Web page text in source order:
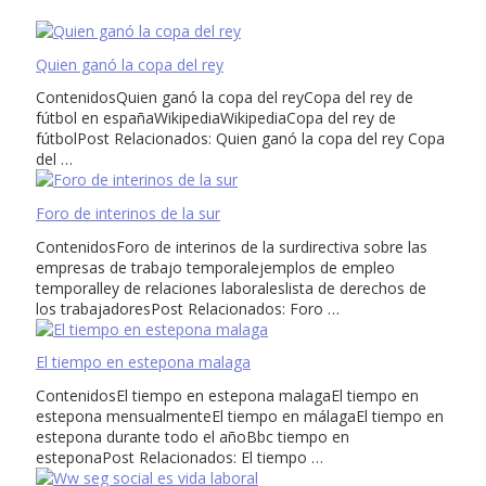
Quien ganó la copa del rey
ContenidosQuien ganó la copa del reyCopa del rey de
fútbol en españaWikipediaWikipediaCopa del rey de
fútbolPost Relacionados: Quien ganó la copa del rey Copa
del …
Foro de interinos de la sur
ContenidosForo de interinos de la surdirectiva sobre las
empresas de trabajo temporalejemplos de empleo
temporalley de relaciones laboraleslista de derechos de
los trabajadoresPost Relacionados: Foro …
El tiempo en estepona malaga
ContenidosEl tiempo en estepona malagaEl tiempo en
estepona mensualmenteEl tiempo en málagaEl tiempo en
estepona durante todo el añoBbc tiempo en
esteponaPost Relacionados: El tiempo …